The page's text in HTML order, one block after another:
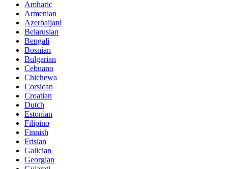
Amharic
Armenian
Azerbaijani
Belarusian
Bengali
Bosnian
Bulgarian
Cebuano
Chichewa
Corsican
Croatian
Dutch
Estonian
Filipino
Finnish
Frisian
Galician
Georgian